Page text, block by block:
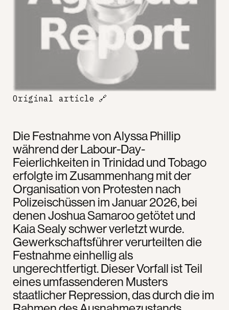
Die Festnahme von Alyssa Phillip
während der Labour-Day-
Feierlichkeiten in Trinidad und Tobago
erfolgte im Zusammenhang mit der
Organisation von Protesten nach
Polizeischüssen im Januar 2026, bei
denen Joshua Samaroo getötet und
Kaia Sealy schwer verletzt wurde.
Gewerkschaftsführer verurteilten die
Festnahme einhellig als
ungerechtfertigt. Dieser Vorfall ist Teil
eines umfassenderen Musters
staatlicher Repression, das durch die im
Original article 🔗